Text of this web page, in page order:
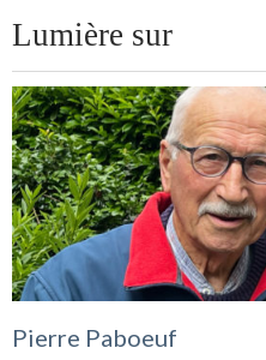
Lumière sur
Pierre Paboeuf